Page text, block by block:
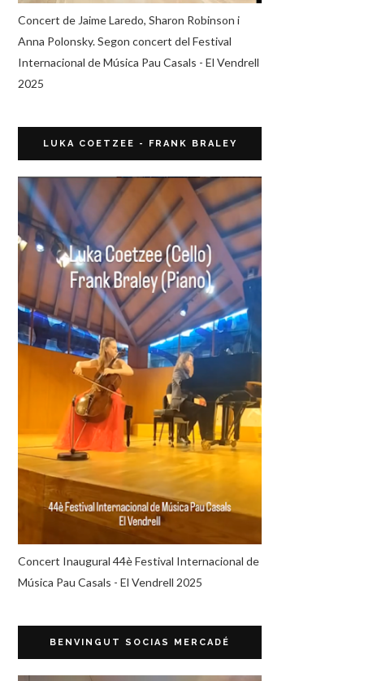
Concert de Jaime Laredo, Sharon Robinson i
Anna Polonsky. Segon concert del Festival
Internacional de Música Pau Casals - El Vendrell
2025
LUKA COETZEE - FRANK BRALEY
Concert Inaugural 44è Festival Internacional de
Música Pau Casals - El Vendrell 2025
BENVINGUT SOCIAS MERCADÉ